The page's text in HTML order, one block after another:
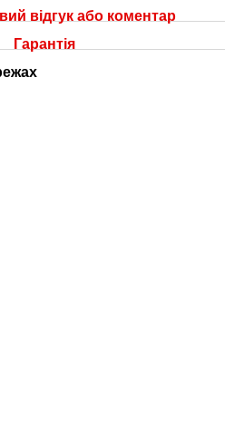
відгук або коментар
Гарантія